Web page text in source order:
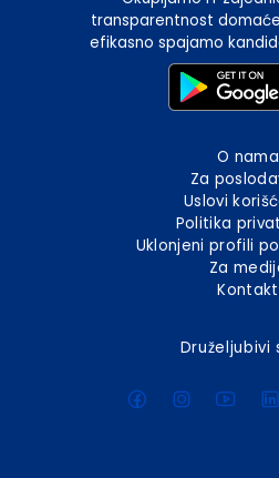
transparentnost
efikasno spajamo
O nama
Za
Uslovi
Politika
Uklonjeni profili
Za
Kontakt
Druželjubivi